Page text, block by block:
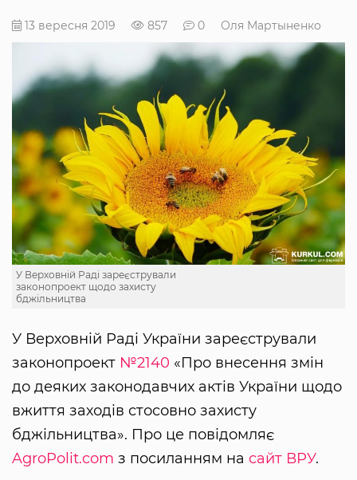
13 вересня 2019 857 0 Оля Мартыненко
У Верховній Раді зареєстрували
законопроект щодо захисту
бджільництва
У Верховній Раді України зареєстрували
законопроект №2140 «Про внесення змін
до деяких законодавчих актів України щодо
вжиття заходів стосовно захисту
бджільництва». Про це повідомляє
AgroPolit.com з посиланням на сайт ВРУ.